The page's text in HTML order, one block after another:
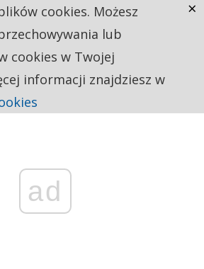
ad
cookies. Możesz
lub
cookies w Twojej
informacji znajdziesz w
×